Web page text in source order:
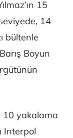
15
14
bültenle
Boyun
10 yakalama
Interpol